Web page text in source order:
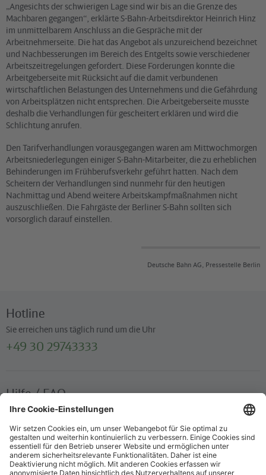
„Angesichts der schwierigen Lage sind wir bis an die Grenze des
Machbaren gegangen“, erklärte S-Bahn-Arbeitsdirektor Heinrich Hinz
im unmittelbarem Anschluss an die Gespräche mit der
Arbeitnehmerseite. Die hat das Angebot als unzureichend bezeichnet
und Nachbesserungen im Bereich des Entgelts sowie verschiedener
Arbeitszeitregelungen gefordert. Diese Forderungen konnte die
Arbeitgeberseite mit Rücksicht auf die damit verbundenen
wirtschaftlichen Belastungen des Unternehmens und die Gefährdung
von Arbeitsplätzen nicht entsprechen. Die Arbeitgeberseite musste
deshalb die Verhandlungen für gescheitert erklären und wird die
Schlichtung anrufen.
Den Tarifverhandlungen vorausgegangen waren am Mittwochmorgen
Arbeitsniederlegungen einiger S-Bahn-Mitarbeiter, die zu erheblichen
Behinderungen im Frühberufsverkehr geführt hatten. Nach dem
Scheitern der Verhandlungen sind nunmehr für den heutigen
Nachmittag und Abend weitere Arbeitskampfmaßnahmen nicht
auszuschließen. Die Fahrgäste der Berliner S-Bahn sollten sich
vorsorglich darauf einstellen.
Deutsche Bahn AG, Pressestelle Berlin
Hotline
Sie erreichen uns täglich rund um die Uhr
+49 30 29743333
Hilfe / FAQ
Die wichtigsten Antworten und Hilfestellungen für unterwegs
Verkaufsstellen